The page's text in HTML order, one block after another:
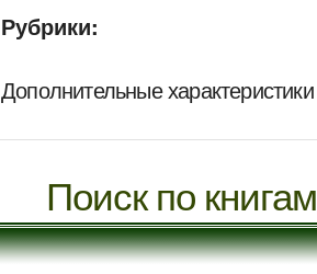
Рубрики:
Дополнительные характеристики
Поиск по книгам